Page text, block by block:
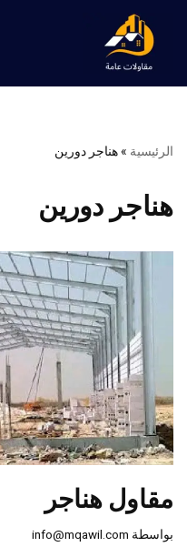
تخطى
الرئيسية »هناجر دورين
هناجر دورين
مقاول هناجر
بواسطة info@mqawil.com